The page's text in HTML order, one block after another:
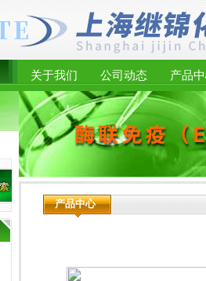
关于我们 公司动态 产品
产品中心